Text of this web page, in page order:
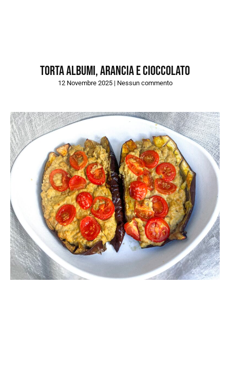
Torta albumi, arancia e cioccolato
12 Novembre 2025 Nessun commento